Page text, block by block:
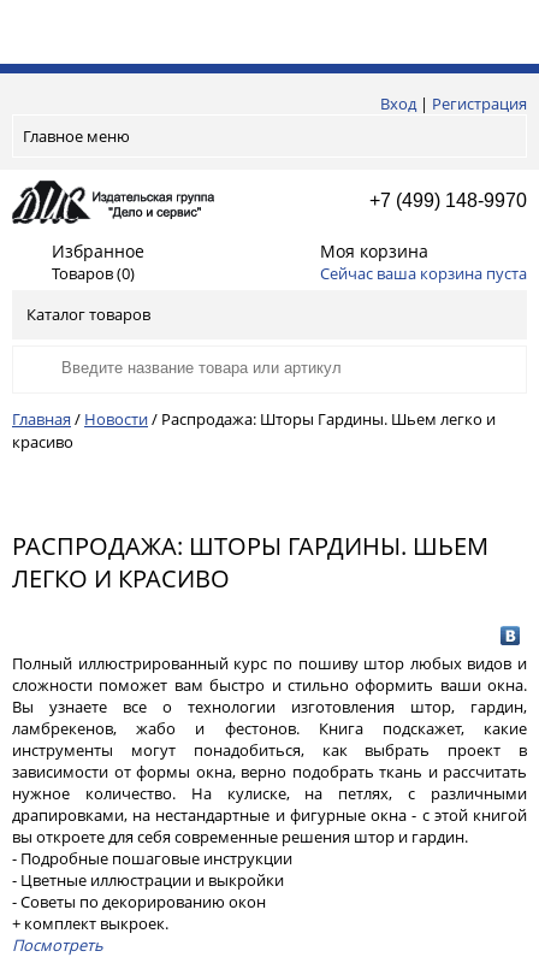
Вход| Регистрация
Главное меню
+7 (499) 148-9970
Избранное
Товаров (0)
Моя корзина
Сейчас ваша корзина пуста
Каталог товаров
Главная / Новости/ Распродажа: Шторы Гардины. Шьем легко и
красиво
РАСПРОДАЖА: ШТОРЫ ГАРДИНЫ. ШЬЕМ
ЛЕГКО И КРАСИВО
Полный иллюстрированный курс по пошиву штор любых видов и
сложности поможет вам быстро и стильно оформить ваши окна.
Вы узнаете все о технологии изготовления штор, гардин,
ламбрекенов, жабо и фестонов. Книга подскажет, какие
инструменты могут понадобиться, как выбрать проект в
зависимости от формы окна, верно подобрать ткань и рассчитать
нужное количество. На кулиске, на петлях, с различными
драпировками, на нестандартные и фигурные окна - с этой книгой
вы откроете для себя современные решения штор и гардин.
- Подробные пошаговые инструкции
- Цветные иллюстрации и выкройки
- Советы по декорированию окон
+ комплект выкроек.
Посмотреть